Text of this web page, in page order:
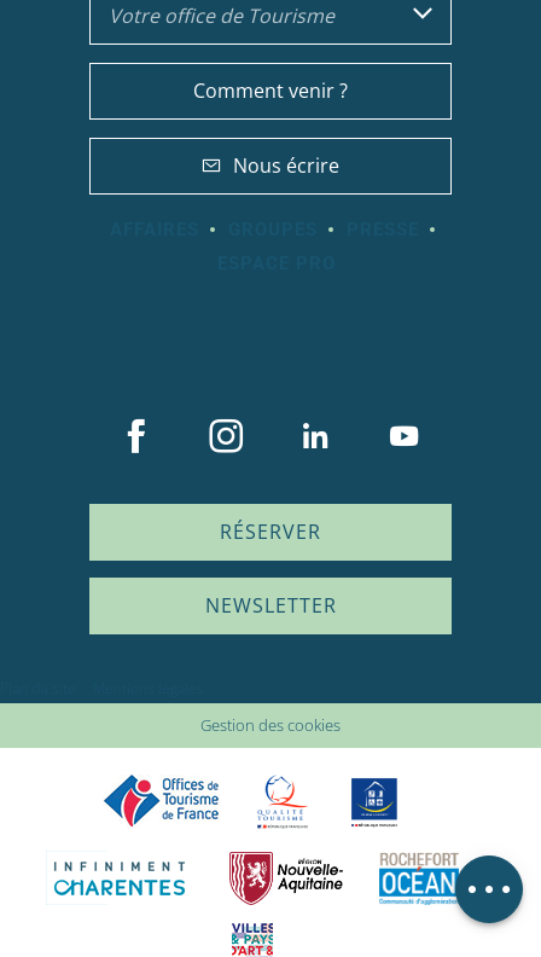
Carte
Votre office de Tourisme
Comment venir ?
Nous écrire
RÉSERVER
NEWSLETTER
Gestion des cookies